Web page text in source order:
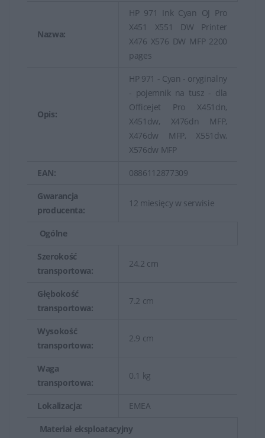
Nazwa:
HP 971 Ink Cyan OJ Pro
X451 X551 DW Printer
X476 X576 DW MFP 2200
pages
Opis:
HP 971 - Cyan - oryginalny
- pojemnik na tusz - dla
Officejet Pro X451dn,
X451dw, X476dn MFP,
X476dw MFP, X551dw,
X576dw MFP
EAN: 0886112877309
Gwarancja
producenta:
12 miesięcy w serwisie
Ogólne
Szerokość
transportowa:
24.2 cm
Głębokość
transportowa:
7.2 cm
Wysokość
transportowa:
2.9 cm
Waga
transportowa:
0.1 kg
Lokalizacja: EMEA
Materiał eksploatacyjny